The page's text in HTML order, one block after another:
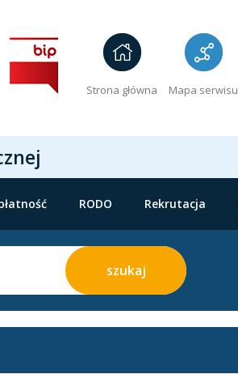
Strona główna Mapa serwisu
RODO Rekrutacja